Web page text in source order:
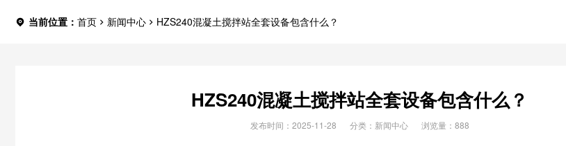
当前位置： 首页 新闻中心 HZS240混凝土搅拌站全套设备包含什么？
HZS240混凝土搅拌站全套设备包含什么？
发布时间：2025-11-28 分类： 新闻中心 浏览量：888